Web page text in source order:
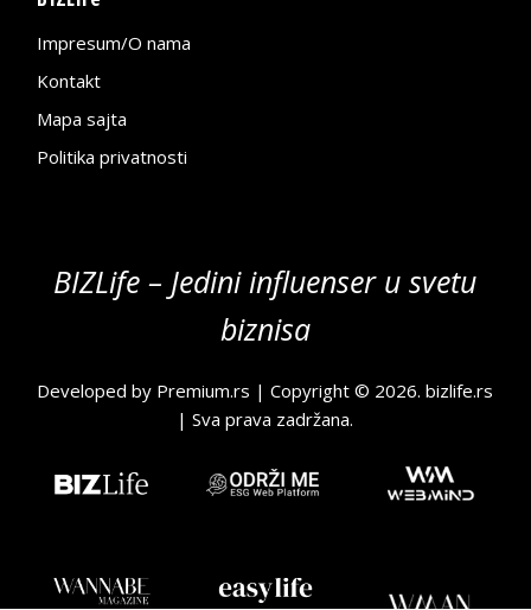
Impresum/O nama
Kontakt
Mapa sajta
Politika privatnosti
BIZLife – Jedini influenser u svetu
biznisa
Developed by Premium.rs | Copyright © 2026.bizlife.rs
| Sva prava zadržana.